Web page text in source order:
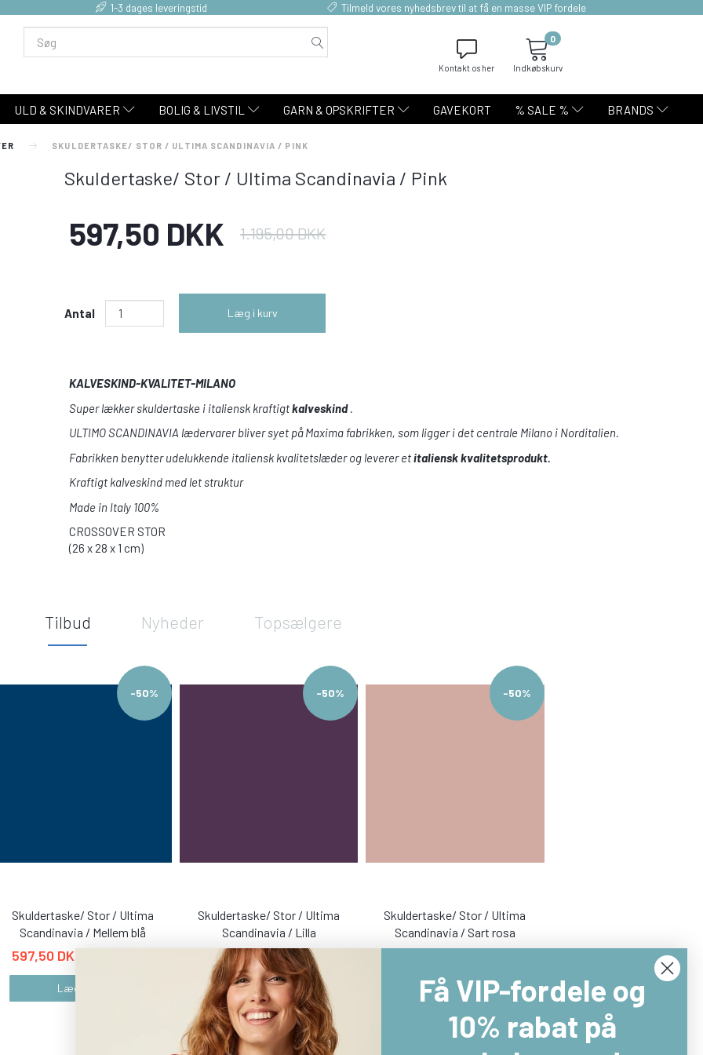
1-3 dages leveringstid Tilmeld vores nyhedsbrev til at få en masse VIP fordele
Kontakt os her Indkøbskurv
0
ULD & SKINDVARER BOLIG & LIVSTIL GARN & OPSKRIFTER GAVEKORT % SALE % BRANDS
SKULDERTASKE/ STOR / ULTIMA SCANDINAVIA / PINK
Skuldertaske/ Stor / Ultima Scandinavia / Pink
597,50 DKK 1.195,00 DKK
Antal Læg i kurv
KALVESKIND-KVALITET-MILANO
Super lækker skuldertaske i italiensk kraftigtkalveskind.
ULTIMO SCANDINAVIA lædervarer bliver syet på Maxima fabrikken, som ligger i det centrale Milano i Norditalien.
Fabrikken benytter udelukkende italiensk kvalitetslæder og leverer etitaliensk kvalitetsprodukt.
Kraftigt kalveskind med let struktur
Made in Italy 100%
CROSSOVER STOR
(26 x 28 x 1 cm)
Tilbud Nyheder Topsælgere
-50%
Skuldertaske/ Stor / Ultima
Scandinavia / Mellem blå
597,50 DKK
Læg i kurv
-50%
Skuldertaske/ Stor / Ultima
Scandinavia / Lilla
597,50 DKK 1.195,00 DKK
Læg i kurv
-50%
Skuldertaske/ Stor / Ultima
Scandinavia / Sart rosa
Læg i kurv
Få VIP-fordele og
10% rabat på